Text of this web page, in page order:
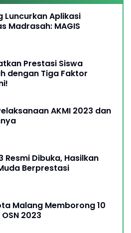
Luncurkan Aplikasi
Madrasah: MAGIS
Prestasi Siswa
dengan Tiga Faktor
AKMI 2023 dan
Resmi Dibuka, Hasilkan
Berprestasi
Malang Memborong 10
2023